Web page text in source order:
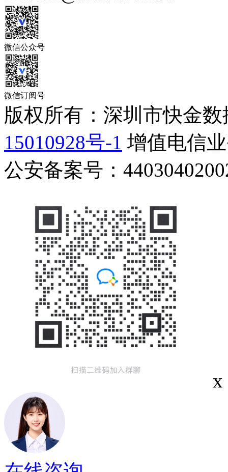
微信公众号
微信订阅号
版权所有：深圳市快金
15010928号-1 增值电信
公安备案号：
x